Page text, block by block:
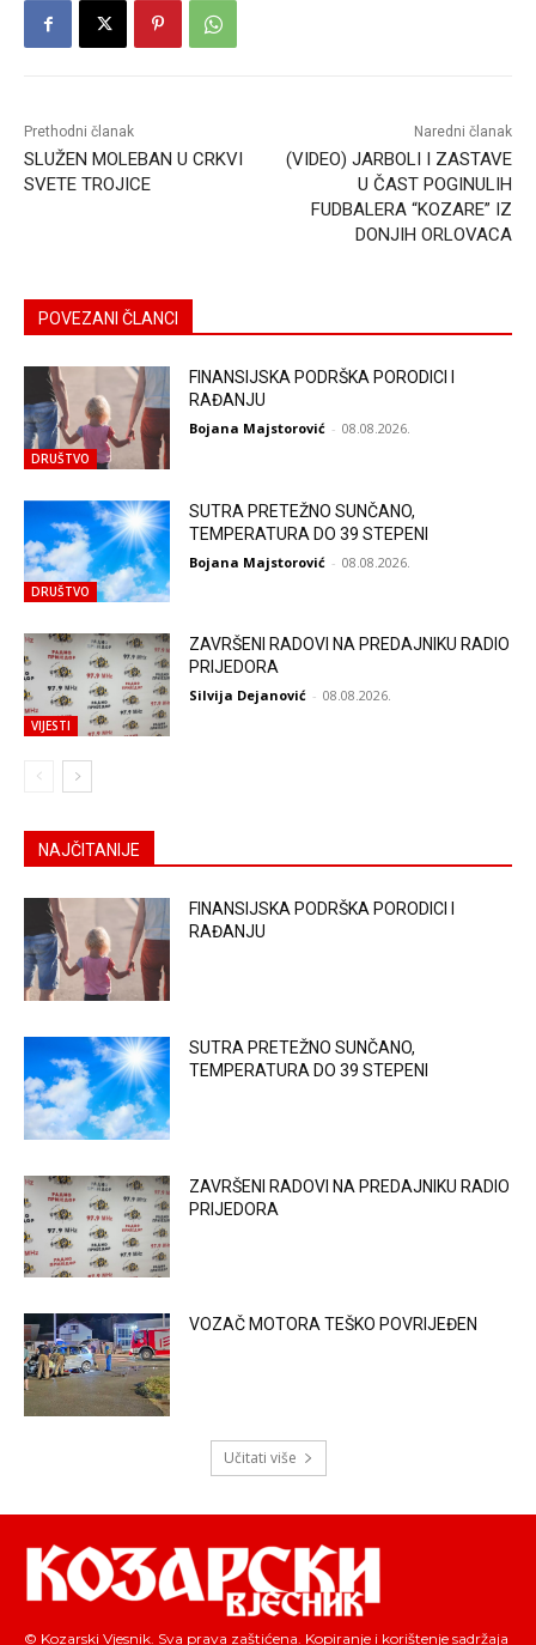
Prethodni članak
SLUŽEN MOLEBAN U CRKVI
SVETE TROJICE
Naredni članak
(VIDEO) JARBOLI I ZASTAVE
U ČAST POGINULIH
FUDBALERA “KOZARE” IZ
DONJIH ORLOVACA
POVEZANI ČLANCI
DRUŠTVO
FINANSIJSKA PODRŠKA PORODICI I
RAĐANJU
Bojana Majstorović - 08.08.2026.
DRUŠTVO
SUTRA PRETEŽNO SUNČANO,
TEMPERATURA DO 39 STEPENI
Bojana Majstorović - 08.08.2026.
VIJESTI
ZAVRŠENI RADOVI NA PREDAJNIKU RADIO
PRIJEDORA
Silvija Dejanović - 08.08.2026.
NAJČITANIJE
FINANSIJSKA PODRŠKA PORODICI I
RAĐANJU
SUTRA PRETEŽNO SUNČANO,
TEMPERATURA DO 39 STEPENI
ZAVRŠENI RADOVI NA PREDAJNIKU RADIO
PRIJEDORA
VOZAČ MOTORA TEŠKO POVRIJEĐEN
Učitati više
© Kozarski Vjesnik. Sva prava zaštićena. Kopiranje i korištenje sadržaja